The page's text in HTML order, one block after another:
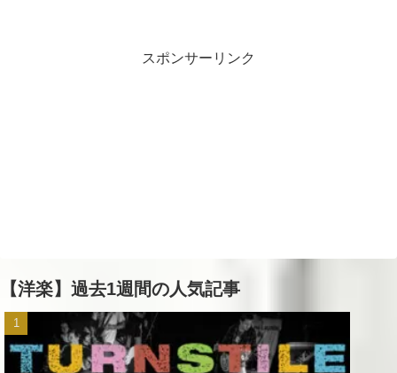
スポンサーリンク
【洋楽】過去1週間の人気記事